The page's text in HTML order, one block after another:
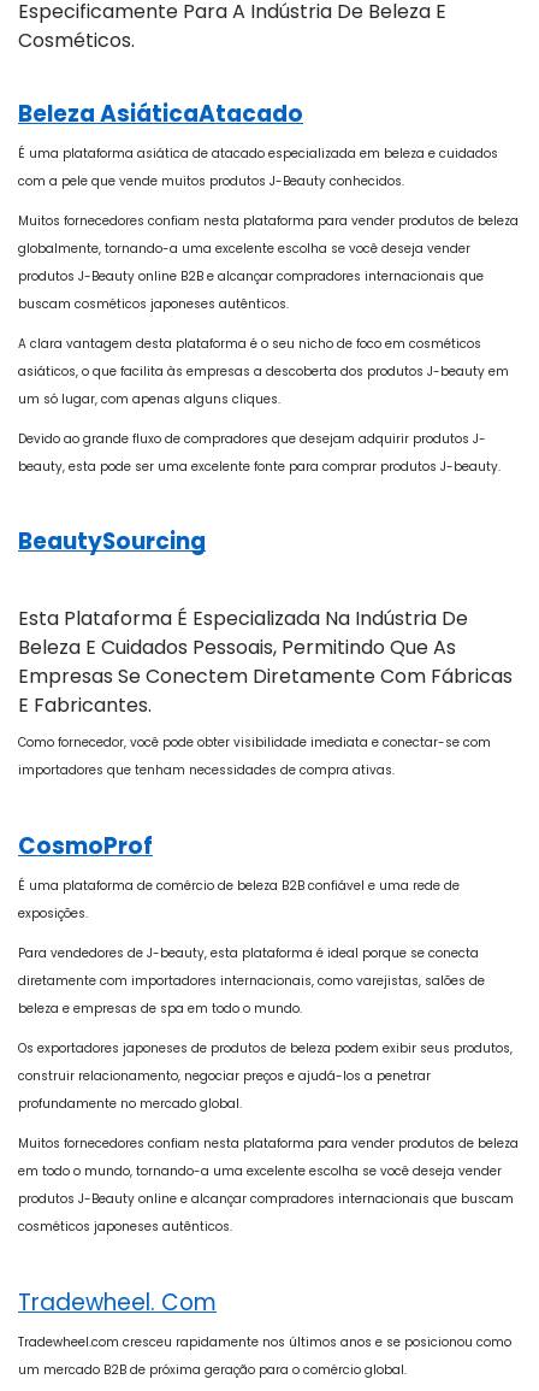
Especificamente Para A Indústria De Beleza E
Cosméticos.
Beleza AsiáticaAtacado
É uma plataforma asiática de atacado especializada em beleza e cuidados
com a pele que vende muitos produtos J-Beauty conhecidos.
Muitos fornecedores confiam nesta plataforma para vender produtos de beleza
globalmente, tornando-a uma excelente escolha se você deseja vender
produtos J-Beauty online B2B e alcançar compradores internacionais que
buscam cosméticos japoneses autênticos.
A clara vantagem desta plataforma é o seu nicho de foco em cosméticos
asiáticos, o que facilita às empresas a descoberta dos produtos J-beauty em
um só lugar, com apenas alguns cliques.
Devido ao grande fluxo de compradores que desejam adquirir produtos J-
beauty, esta pode ser uma excelente fonte para comprar produtos J-beauty.
BeautySourcing
Esta Plataforma É Especializada Na Indústria De
Beleza E Cuidados Pessoais, Permitindo Que As
Empresas Se Conectem Diretamente Com Fábricas
E Fabricantes.
Como fornecedor, você pode obter visibilidade imediata e conectar-se com
importadores que tenham necessidades de compra ativas.
CosmoProf
É uma plataforma de comércio de beleza B2B confiável e uma rede de
exposições.
Para vendedores de J-beauty, esta plataforma é ideal porque se conecta
diretamente com importadores internacionais, como varejistas, salões de
beleza e empresas de spa em todo o mundo.
Os exportadores japoneses de produtos de beleza podem exibir seus produtos,
construir relacionamento, negociar preços e ajudá-los a penetrar
profundamente no mercado global.
Muitos fornecedores confiam nesta plataforma para vender produtos de beleza
em todo o mundo, tornando-a uma excelente escolha se você deseja vender
produtos J-Beauty online e alcançar compradores internacionais que buscam
cosméticos japoneses autênticos.
Tradewheel. Com
Tradewheel.com cresceu rapidamente nos últimos anos e se posicionou como
um mercado B2B de próxima geração para o comércio global.